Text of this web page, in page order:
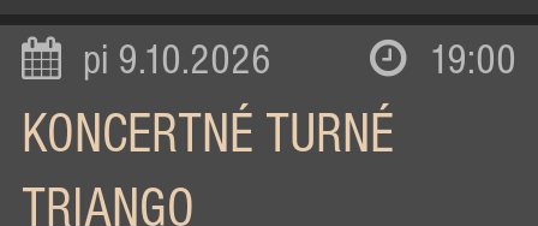
pi 9.10.2026 19:00
KONCERTNÉ TURNÉ
TRIANGO